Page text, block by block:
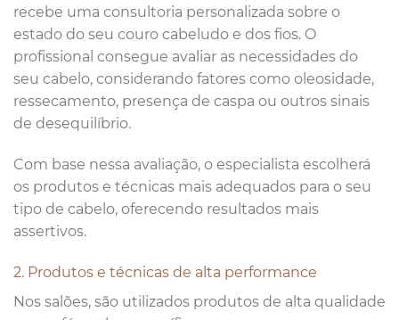
recebe uma consultoria personalizada sobre o
estado do seu couro cabeludo e dos fios. O
profissional consegue avaliar as necessidades do
seu cabelo, considerando fatores como oleosidade,
ressecamento, presença de caspa ou outros sinais
de desequilíbrio.
Com base nessa avaliação, o especialista escolherá
os produtos e técnicas mais adequados para o seu
tipo de cabelo, oferecendo resultados mais
assertivos.
2. Produtos e técnicas de alta performance
Nos salões, são utilizados produtos de alta qualidade